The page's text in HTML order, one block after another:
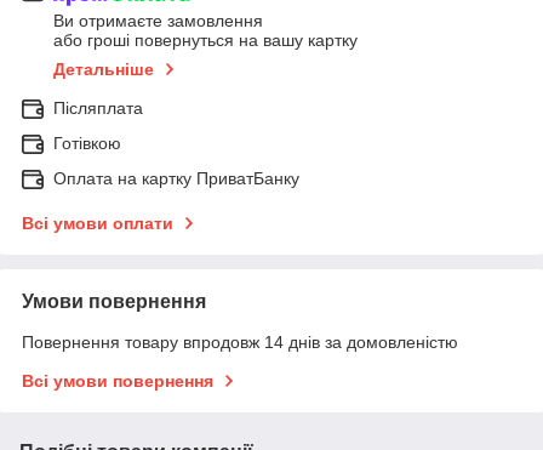
Ви отримаєте замовлення
або гроші повернуться на вашу картку
Детальніше
Післяплата
Готівкою
Оплата на картку ПриватБанку
Всі умови оплати
Умови повернення
Повернення товару впродовж 14 днів за домовленістю
Всі умови повернення